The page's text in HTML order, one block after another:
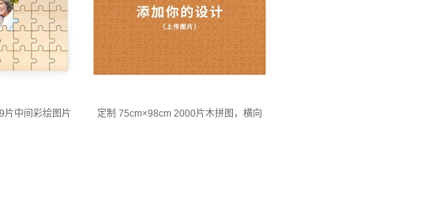
片中间彩绘图片
定制 75cm×98cm 2000片木拼图，横向